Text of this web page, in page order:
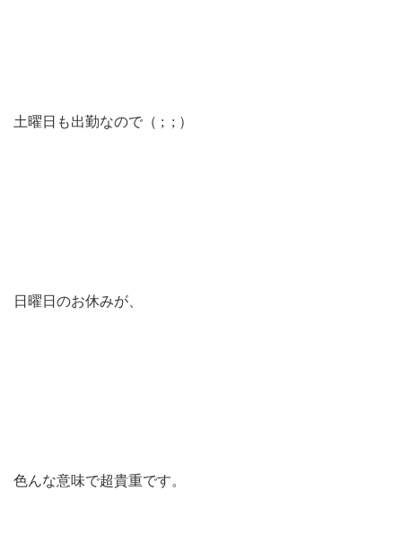
土曜日も出勤なので（ ; ; ）
日曜日のお休みが、
色んな意味で超貴重です。